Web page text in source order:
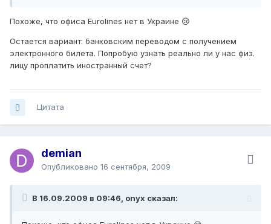
Похоже, что офиса Eurolines нет в Украине 😢
Остается вариант: банковским переводом с получением
электронного билета. Попробую узнать реально ли у нас физ.
лицу проплатить иностранный счет?
Цитата
demian
Опубликовано 16 сентября, 2009
В 16.09.2009 в 09:46, onyx сказал: